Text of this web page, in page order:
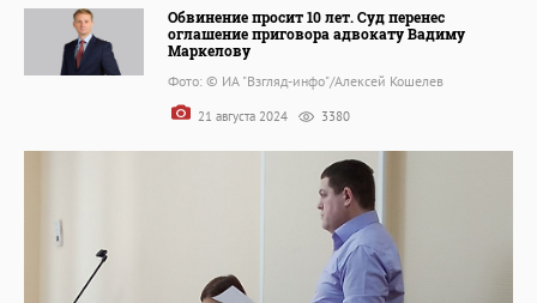
Обвинение просит 10 лет. Суд перенес
оглашение приговора адвокату Вадиму
Маркелову
Фото: © ИА "Взгляд-инфо"/Алексей Кошелев
21 августа 2024 3380